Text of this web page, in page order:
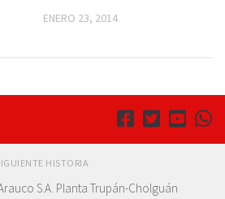
ENERO 23, 2014
HISTORIA
S.A. Planta Trupán-Cholguán